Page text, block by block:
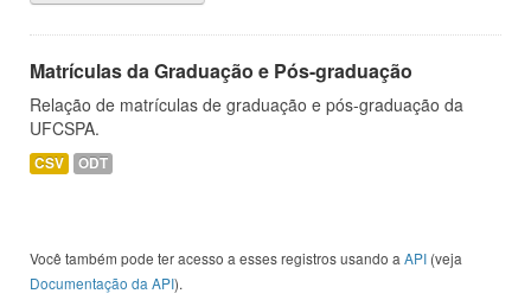
Matrículas da Graduação e Pós-graduação
Relação de matrículas de graduação e pós-graduação da
UFCSPA.
CSV ODT
Você também pode ter acesso a esses registros usando a API (veja
Documentação da API).